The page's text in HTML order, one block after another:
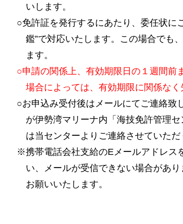
いします。
○免許証を発行するにあたり、委任状に
鑑”で対応いたします。この場合でも
ます。
○申請の関係上、有効期限日の１週間前
場合によっては、有効期限に関係な
○お申込み受付後はメールにてご連絡致
が伊勢湾マリーナ内「海技免許管理
は当センターよりご連絡させていた
※携帯電話会社支給のEメールアドレス
い、メールが受信できない場合があ
お願いいたします。